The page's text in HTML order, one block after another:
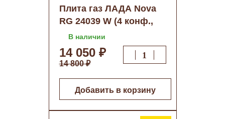
Плита газ ЛАДА Nova
RG 24039 W (4 конф.,
щиток, бел., г/к) 428 о/н
В наличии
14 050 ₽
14 800 ₽
Добавить в корзину